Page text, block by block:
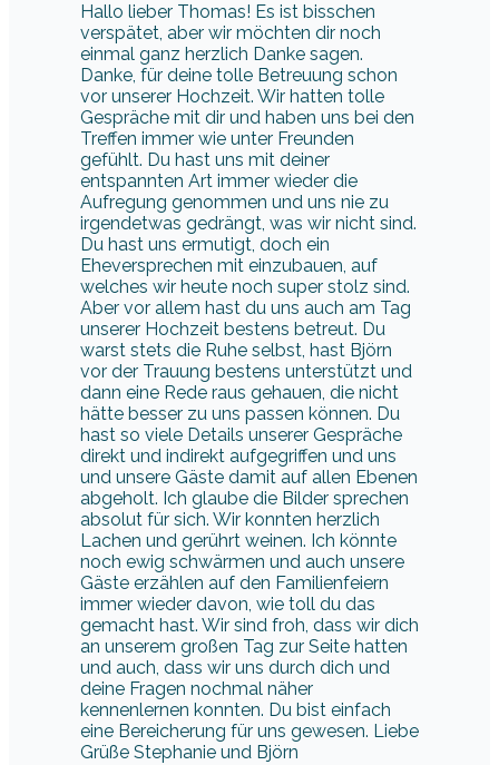
Hallo lieber Thomas! Es ist bisschen
verspätet, aber wir möchten dir noch
einmal ganz herzlich Danke sagen.
Danke, für deine tolle Betreuung schon
vor unserer Hochzeit. Wir hatten tolle
Gespräche mit dir und haben uns bei den
Treffen immer wie unter Freunden
gefühlt. Du hast uns mit deiner
entspannten Art immer wieder die
Aufregung genommen und uns nie zu
irgendetwas gedrängt, was wir nicht sind.
Du hast uns ermutigt, doch ein
Eheversprechen mit einzubauen, auf
welches wir heute noch super stolz sind.
Aber vor allem hast du uns auch am Tag
unserer Hochzeit bestens betreut. Du
warst stets die Ruhe selbst, hast Björn
vor der Trauung bestens unterstützt und
dann eine Rede raus gehauen, die nicht
hätte besser zu uns passen können. Du
hast so viele Details unserer Gespräche
direkt und indirekt aufgegriffen und uns
und unsere Gäste damit auf allen Ebenen
abgeholt. Ich glaube die Bilder sprechen
absolut für sich. Wir konnten herzlich
Lachen und gerührt weinen. Ich könnte
noch ewig schwärmen und auch unsere
Gäste erzählen auf den Familienfeiern
immer wieder davon, wie toll du das
gemacht hast. Wir sind froh, dass wir dich
an unserem großen Tag zur Seite hatten
und auch, dass wir uns durch dich und
deine Fragen nochmal näher
kennenlernen konnten. Du bist einfach
eine Bereicherung für uns gewesen. Liebe
Grüße Stephanie und Björn